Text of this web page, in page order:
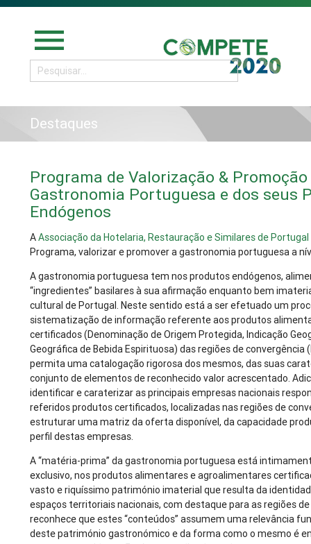
menu
Destaques
Programa de Valorização &
Gastronomia Portuguesa e dos seus
Endógenos
AAssociação da Hotelaria, Restauração e Similares de Portugal
Programa, valorizar e promover a gastronomia portuguesa a
A gastronomia portuguesa tem nos produtos endógenos,
“ingredientes” basilares à sua afirmação enquanto bem
cultural de Portugal. Neste sentido está a ser efetuado um
sistematização de informação referente aos produtos
certificados (Denominação de Origem Protegida, Indicação
Geográfica de Bebida Espirituosa) das regiões de convergência
permita uma catalogação rigorosa dos mesmos, das suas
conjunto de elementos de reconhecido valor acrescentado.
identificar e caraterizar as principais empresas nacionais
referidos produtos certificados, localizadas nas regiões de
estruturar uma matriz da oferta disponível, da capacidade
perfil destas empresas.
A “matéria-prima” da gastronomia portuguesa está
exclusivo, nos produtos alimentares e agroalimentares
vasto e riquíssimo património imaterial que resulta da
espaços territoriais nacionais, com destaque para as regiões
reconhece que estes “conteúdos” assumem uma relevância
deste património gastronómico e da forma como o mesmo é